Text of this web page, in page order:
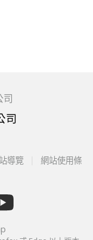
司
導覽
網站使用條